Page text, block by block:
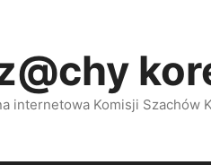
internetowa Komisji Szachów